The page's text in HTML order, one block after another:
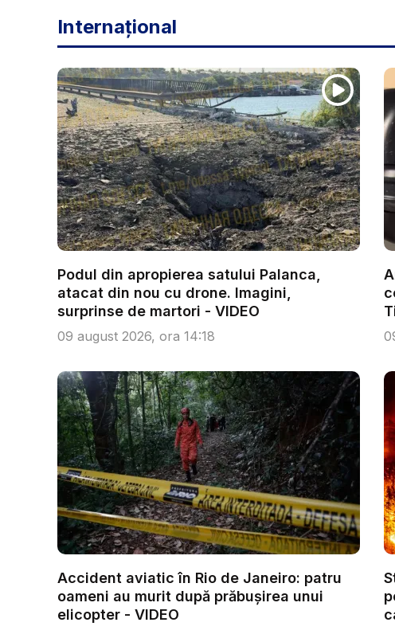
Internațional
Podul din apropierea satului Palanca,
atacat din nou cu drone. Imagini,
surprinse de martori - VIDEO
09 august 2026, ora 14:18
Accident aviatic în Rio de Janeiro: patru
oameni au murit după prăbușirea unui
elicopter - VIDEO